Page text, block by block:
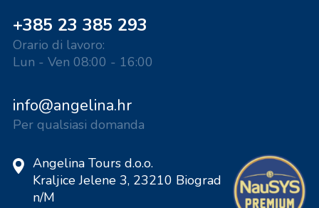
+385 23 385 293
Orario di lavoro:
Lun - Ven 08:00 - 16:00
info@angelina.hr
Per qualsiasi domanda
Angelina Tours d.o.o.
Kraljice Jelene 3, 23210 Biograd
n/M